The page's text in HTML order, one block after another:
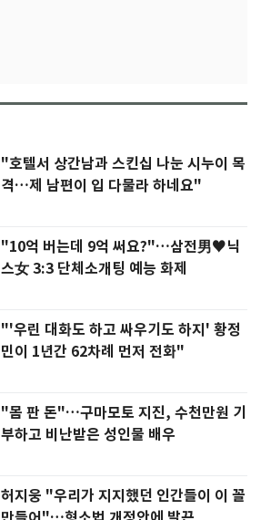
"호텔서 상간남과 스킨십 나눈 시누이 목
격…제 남편이 입 다물라 하네요"
"10억 버는데 9억 써요?"…삼전男♥닉
스女 3:3 단체소개팅 예능 화제
"'우린 대화도 하고 싸우기도 하지' 황정
민이 1년간 62차례 먼저 전화"
"몸 판 돈"…구마모토 지진, 수천만원 기
부하고 비난받은 성인물 배우
허지웅 "우리가 지지했던 인간들이 이 꼴